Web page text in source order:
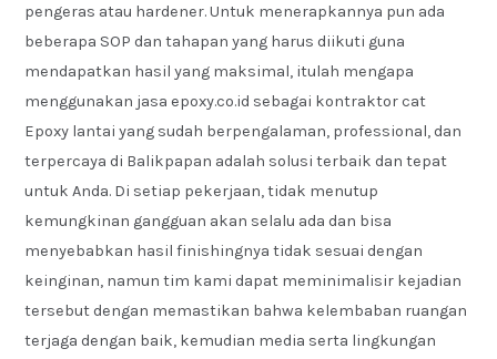
pengeras atau hardener. Untuk menerapkannya pun ada
beberapa SOP dan tahapan yang harus diikuti guna
mendapatkan hasil yang maksimal, itulah mengapa
menggunakan jasa epoxy.co.id sebagai kontraktor cat
Epoxy lantai yang sudah berpengalaman, professional, dan
terpercaya di Balikpapan adalah solusi terbaik dan tepat
untuk Anda. Di setiap pekerjaan, tidak menutup
kemungkinan gangguan akan selalu ada dan bisa
menyebabkan hasil finishingnya tidak sesuai dengan
keinginan, namun tim kami dapat meminimalisir kejadian
tersebut dengan memastikan bahwa kelembaban ruangan
terjaga dengan baik, kemudian media serta lingkungan